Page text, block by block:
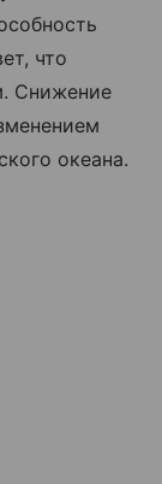
что
Снижение
океана.